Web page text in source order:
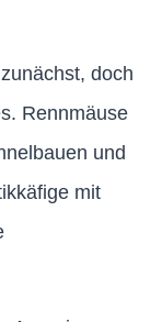
doch
Rennmäuse
und
mit